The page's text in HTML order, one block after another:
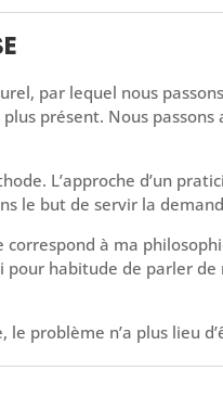
par lequel nous
présent. Nous
L’approche d’un
le but de servir la
correspond à ma
pour habitude de parler
problème n’a plus lieu